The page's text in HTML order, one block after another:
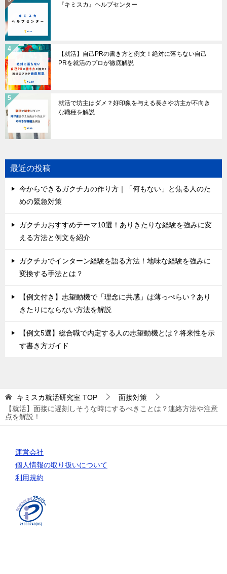
『キミスカ』ヘルプセンター
【就活】自己PRの書き方と例文！絶対に落ちない自己
PRを就活のプロが徹底解説
就活で坊主はダメ？好印象を与える長さや坊主が不向き
な職種を解説
最近の投稿
今からできるガクチカの作り方｜「何もない」と焦る人のた
めの緊急対策
ガクチカおすすめテーマ10選！ありきたりな経験を強みに変
える方法と例文を紹介
ガクチカでインターン経験を語る方法！地味な経験を強みに
変換する手法とは？
【例文付き】志望動機で「理念に共感」は薄っぺらい？あり
きたりにならない方法を解説
【例文5選】総合職で内定する人の志望動機とは？将来性を示
す書き方ガイド
キミスカ就活研究室 TOP
面接対策
【就活】面接に遅刻しそうな時にするべきことは？連絡方法や注意
点を解説！
運営会社
個人情報の取り扱いについて
利用規約